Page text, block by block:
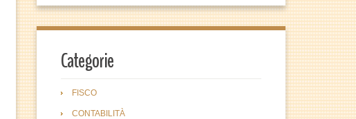
Categorie
FISCO
CONTABILITÀ